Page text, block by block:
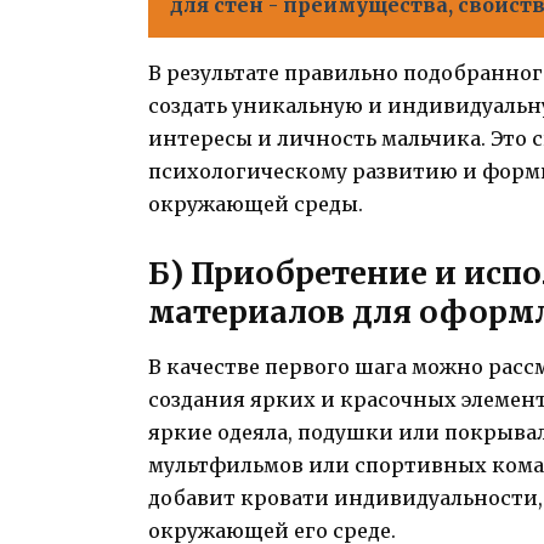
В результате правильно
создать уникальную и
интересы и личность мальчика. Это
психологическому развитию и
окружающей среды.
Б) Приобретение и
материалов для
В качестве первого шага можно
создания ярких и красочных
яркие одеяла, подушки или
мультфильмов или спортивных
добавит кровати
окружающей его среде.